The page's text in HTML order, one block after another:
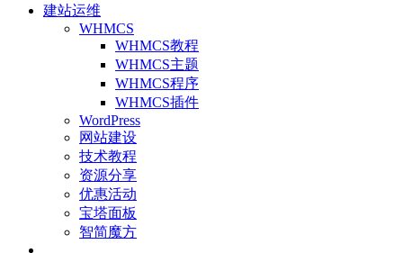
建站运维
WHMCS
WHMCS教程
WHMCS主题
WHMCS程序
WHMCS插件
WordPress
网站建设
技术教程
资源分享
优惠活动
宝塔面板
智简魔方